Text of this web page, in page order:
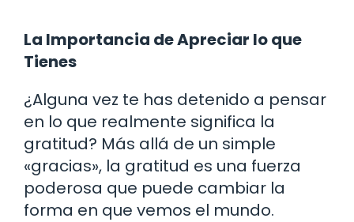
La Importancia de Apreciar lo que
Tienes
¿Alguna vez te has detenido a pensar
en lo que realmente significa la
gratitud? Más allá de un simple
«gracias», la gratitud es una fuerza
poderosa que puede cambiar la
forma en que vemos el mundo.